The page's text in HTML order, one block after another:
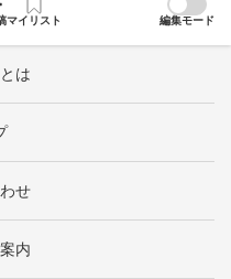
マイリスト 編集モード
は
せ
内